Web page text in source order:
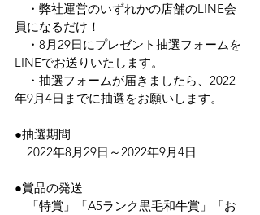
・弊社運営のいずれかの店舗のLINE会
員になるだけ！
・8月29日にプレゼント抽選フォームを
LINEでお送りいたします。
・抽選フォームが届きましたら、2022
年9月4日までに抽選をお願いします。
●抽選期間
2022年8月29日～2022年9月4日
●賞品の発送
「特賞」「A5ランク黒毛和牛賞」「お